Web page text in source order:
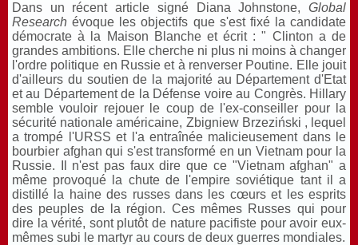
Dans un récent article signé Diana Johnstone, Global
Research évoque les objectifs que s'est fixé la candidate
démocrate à la Maison Blanche et écrit : " Clinton a de
grandes ambitions. Elle cherche ni plus ni moins à changer
l'ordre politique en Russie et à renverser Poutine. Elle jouit
d'ailleurs du soutien de la majorité au Département d'Etat
et au Département de la Défense voire au Congrès. Hillary
semble vouloir rejouer le coup de l'ex-conseiller pour la
sécurité nationale américaine, Zbigniew Brzeziński , lequel
a trompé l'URSS et l'a entraînée malicieusement dans le
bourbier afghan qui s'est transformé en un Vietnam pour la
Russie. Il n'est pas faux dire que ce "Vietnam afghan" a
même provoqué la chute de l'empire soviétique tant il a
distillé la haine des russes dans les cœurs et les esprits
des peuples de la région. Ces mêmes Russes qui pour
dire la vérité, sont plutôt de nature pacifiste pour avoir eux-
mêmes subi le martyr au cours de deux guerres mondiales.